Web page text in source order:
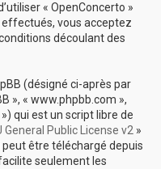
« OpenConcerto »
vous acceptez
découlant des
(désigné ci-après par
», « www.phpbb.com »,
qui est un script libre de
General Public License v2 »
peut être téléchargé depuis
seulement les